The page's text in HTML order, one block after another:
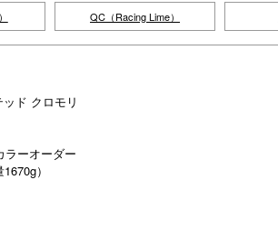
QC（Racing Lime）
ド クロモリ
ラーオーダー
）